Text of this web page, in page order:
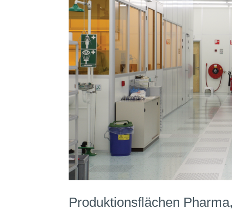
Produktionsflächen